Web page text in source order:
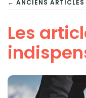
DES
← ANCIENS ARTICLES
Les